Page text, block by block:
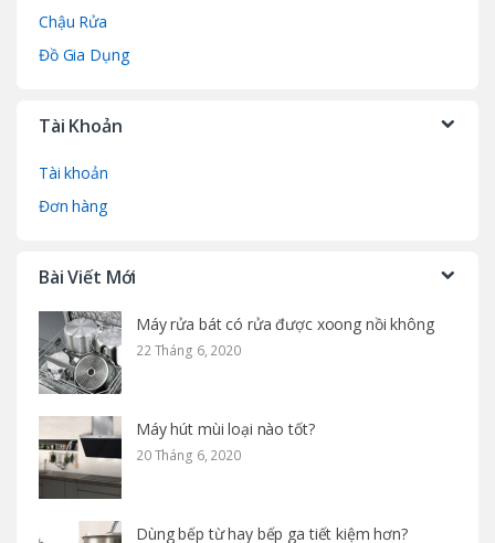
Chậu Rửa
Đồ Gia Dụng
Tài Khoản
Tài khoản
Đơn hàng
Bài Viết Mới
Máy rửa bát có rửa được xoong nồi không
22 Tháng 6, 2020
Máy hút mùi loại nào tốt?
20 Tháng 6, 2020
Dùng bếp từ hay bếp ga tiết kiệm hơn?